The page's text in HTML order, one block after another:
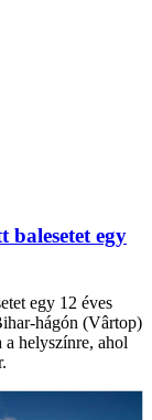
balesetet egy
egy 12 éves
hágón (Vârtop)
helyszínre, ahol